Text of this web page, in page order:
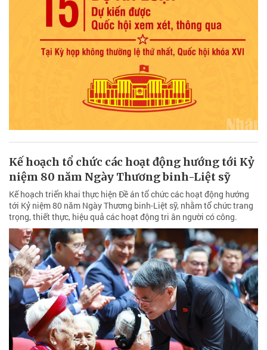
Kế hoạch tổ chức các hoạt động hướng tới Kỷ
niệm 80 năm Ngày Thương binh-Liệt sỹ
Kế hoạch triển khai thực hiện Đề án tổ chức các hoạt động hướng
tới Kỷ niệm 80 năm Ngày Thương binh-Liệt sỹ, nhằm tổ chức trang
trọng, thiết thực, hiệu quả các hoạt động tri ân người có công.